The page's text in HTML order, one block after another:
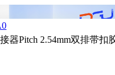
器Pitch 2.54mm双排带扣